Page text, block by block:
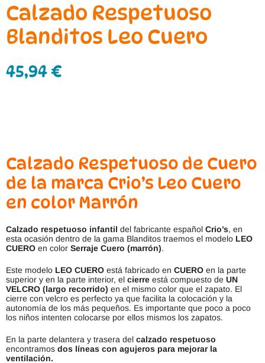
Calzado Respetuoso
Blanditos Leo Cuero
45,94€
Calzado Respetuoso de Cuero
de la marca Crio’s Leo Cuero
en color Marrón
Calzado respetuoso infantil del fabricante español Crio’s, en
esta ocasión dentro de la gama Blanditos traemos el modelo LEO
CUERO en color Serraje Cuero (marrón).
Este modelo LEO CUERO está fabricado en CUERO en la parte
superior y en la parte interior, el cierre está compuesto de UN
VELCRO (largo recorrido) en el mismo color que el zapato. El
cierre con velcro es perfecto ya que facilita la colocación y la
autonomía de los más pequeños. Es importante que poco a poco
los niños intenten colocarse por ellos mismos los zapatos.
En la parte delantera y trasera del calzado respetuoso
encontramos dos líneas con agujeros para mejorar la
ventilación.